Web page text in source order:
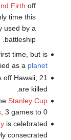
Firth off
time this
used by a
battleship.
time, but is
as a planet
off Hawaii; 21
are killed.
Stanley Cup
, 3 games to 0.
is celebrated
consecrated